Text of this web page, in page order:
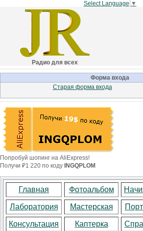
Select Language ▼
Радио для всех
Форма входа
Старая форма входа
Попробуй шопинг на AliExpress!
Получи ₽1 220 по коду INGQPLOM
Главная Фотоальбом
Лаборатория Мастерская
Консультация Каптерка